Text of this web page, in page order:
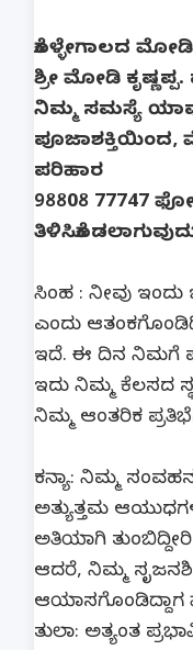
ಕೊಳ್ಳೇಗಾಲದ
ಶ್ರೀ ಮೋಡಿ
ನಿಮ್ಮ ಸಮಸ್ಯೆ
ಪೂಜಾಶಕ್ತಿಯಿಂದ,
ಪರಿಹಾರ
98808 77747
ಸಿಂಹ : ನೀವು
ಎಂದು
ಇದೆ. ಈ ದಿನ ನಿಮಗೆ
ಇದು ನಿಮ್ಮ ಕೆಲಸದ
ನಿಮ್ಮ ಆಂತರಿಕ
ಕನ್ಯಾ: ನಿಮ್ಮ
ಅತ್ಯುತ್ತಮ
ಅತಿಯಾಗಿ
ಆದರೆ, ನಿಮ್ಮ
ಆಯಾಸಗೊಂಡಿದ್ದಾಗ
ತುಲಾ: ಅತ್ಯಂತ